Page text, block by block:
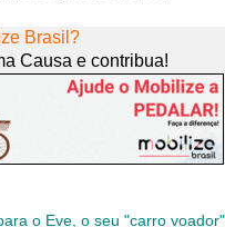
Brasil?
Causa e contribua!
o Eve, o seu "carro voador"